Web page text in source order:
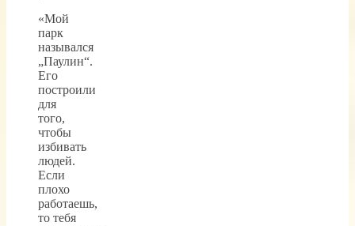
«Мой
парк
назывался
„Паулин“.
Его
построили
для
того,
чтобы
избивать
людей.
Если
плохо
работаешь,
то тебя